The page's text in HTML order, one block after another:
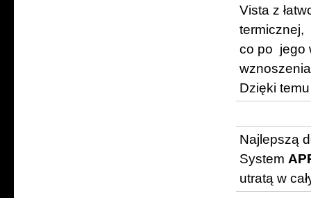
Vista z
termicznej,
co po jego
Dzięki
Najlepszą
System
utratą w